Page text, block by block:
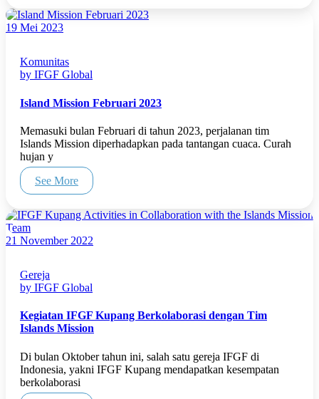
19 Mei 2023
Komunitas
by IFGF Global
Island Mission Februari 2023
Memasuki bulan Februari di tahun 2023, perjalanan tim
Islands Mission diperhadapkan pada tantangan cuaca. Curah
hujan y
See More
21 November 2022
Gereja
by IFGF Global
Kegiatan IFGF Kupang Berkolaborasi dengan Tim
Islands Mission
Di bulan Oktober tahun ini, salah satu gereja IFGF di
Indonesia, yakni IFGF Kupang mendapatkan kesempatan
berkolaborasi